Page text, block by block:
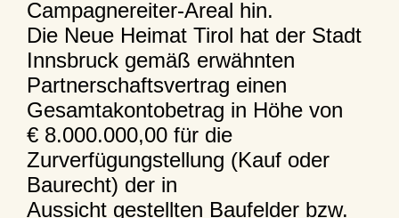
Campagnereiter-Areal hin.
Die Neue Heimat Tirol hat der Stadt
Innsbruck gemäß erwähnten
Partnerschaftsvertrag einen
Gesamtakontobetrag in Höhe von
€ 8.000.000,00 für die
Zurverfügungstellung (Kauf oder
Baurecht) der in
Aussicht gestellten Baufelder bzw.